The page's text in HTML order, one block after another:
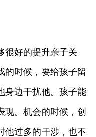
很好的提升亲子关
的时候，要给孩子留
身边干扰他。孩子能
现。机会的时候，创
他过多的干涉，也不